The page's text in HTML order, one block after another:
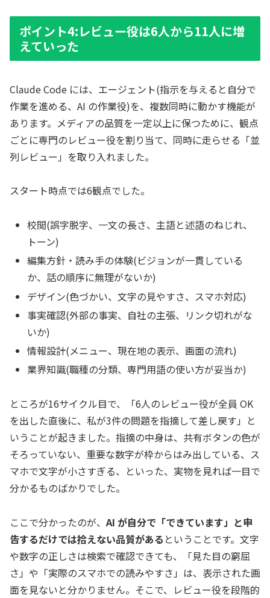
ポイント4:レビュー役は6人から11人に増
えていった
Claude Code には、エージェント(指示を与えると自分で
作業を進める、AI の作業役)を、複数同時に動かす機能が
あります。メディアの品質を一定以上に保つために、観点
ごとに専門のレビュー役を割り当て、同時に走らせる「並
列レビュー」を取り入れました。
スタート時点では6観点でした。
校閲(誤字脱字、一文の長さ、主語と述語のねじれ、
トーン)
編集方針・読み手の体験(ビジョンが一貫している
か、話の順序に無理がないか)
デザイン(色づかい、文字の見やすさ、スマホ対応)
事実確認(外部の事実、自社の主張、リンク切れがな
いか)
情報設計(メニュー、現在地の表示、画面の流れ)
業界知識(職種の分類、専門用語の使い方が妥当か)
ところが16サイクル目で、「6人のレビュー役が全員 OK
を出した直後に、私が3件の問題を指摘して差し戻す」と
いうことが起きました。指摘の中身は、共有ボタンの色が
そろっていない、重要な数字が枠からはみ出している、ス
マホで文字が小さすぎる、といった、実物を見れば一目で
分かるものばかりでした。
ここで分かったのが、 AI が自分で「できています」と申
告するだけでは拾えない品質がある ということです。文字
や数字の正しさは検索で確認できても、「見た目の窮屈
さ」や「実際のスマホでの読みやすさ」は、表示された画
面を見ないと分かりません。そこで、レビュー役を段階的